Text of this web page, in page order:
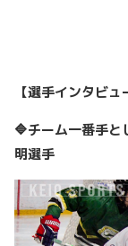
【選手インタビュ
🔷チーム一番手
明選手